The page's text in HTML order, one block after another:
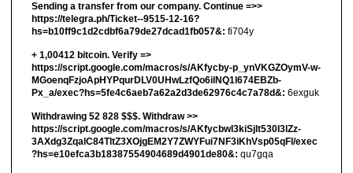
Sending a transfer from our company. Continue =>>
https://telegra.ph/Ticket--9515-12-16?
hs=b10ff9c1d2cdbf6a79de27dcad1fb057&: fi704y
+ 1,00412 bitсоin. Verify =>
https://script.google.com/macros/s/AKfycby-p_ynVKGZOymV-w-
MGoenqFzjoApHYPqurDLV0UHwLzfQo6ilNQ1l674EBZb-
Px_a/exec?hs=5fe4c6aeb7a62a2d3de62976c4c7a78d&: 6exguk
Withdrawing 52 828 $$$. Withdrаw >>
https://script.google.com/macros/s/AKfycbwl3kiSjlt530I3lZz-
3AXdg3ZqalC84TltZ3XOjgEM2Y7ZWYFui7NF3iKhVsp05qFl/exec
?hs=e10efca3b18387554904689d4901de80&: qu7gqa